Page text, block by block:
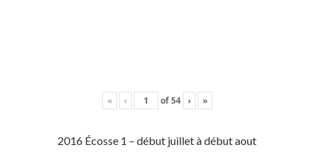
« ‹ of54 › »
2016 Écosse 1 – début juillet à début aout